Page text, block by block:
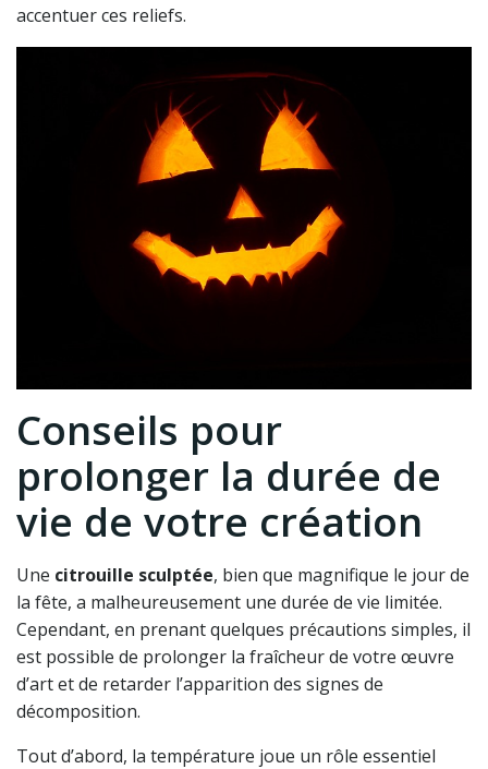
accentuer ces reliefs.
Conseils pour
prolonger la durée de
vie de votre création
Une citrouille sculptée, bien que magnifique le jour de
la fête, a malheureusement une durée de vie limitée.
Cependant, en prenant quelques précautions simples, il
est possible de prolonger la fraîcheur de votre œuvre
d’art et de retarder l’apparition des signes de
décomposition.
Tout d’abord, la température joue un rôle essentiel